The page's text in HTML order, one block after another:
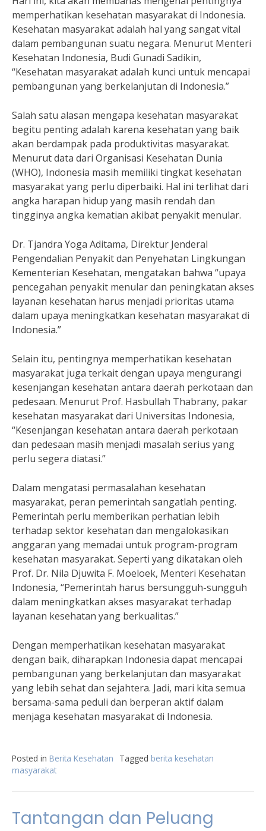
memperhatikan kesehatan masyarakat di Indonesia.
Kesehatan masyarakat adalah hal yang sangat vital
dalam pembangunan suatu negara. Menurut Menteri
Kesehatan Indonesia, Budi Gunadi Sadikin,
“Kesehatan masyarakat adalah kunci untuk mencapai
pembangunan yang berkelanjutan di Indonesia.”
Salah satu alasan mengapa kesehatan masyarakat
begitu penting adalah karena kesehatan yang baik
akan berdampak pada produktivitas masyarakat.
Menurut data dari Organisasi Kesehatan Dunia
(WHO), Indonesia masih memiliki tingkat kesehatan
masyarakat yang perlu diperbaiki. Hal ini terlihat dari
angka harapan hidup yang masih rendah dan
tingginya angka kematian akibat penyakit menular.
Dr. Tjandra Yoga Aditama, Direktur Jenderal
Pengendalian Penyakit dan Penyehatan Lingkungan
Kementerian Kesehatan, mengatakan bahwa “upaya
pencegahan penyakit menular dan peningkatan akses
layanan kesehatan harus menjadi prioritas utama
dalam upaya meningkatkan kesehatan masyarakat di
Indonesia.”
Selain itu, pentingnya memperhatikan kesehatan
masyarakat juga terkait dengan upaya mengurangi
kesenjangan kesehatan antara daerah perkotaan dan
pedesaan. Menurut Prof. Hasbullah Thabrany, pakar
kesehatan masyarakat dari Universitas Indonesia,
“Kesenjangan kesehatan antara daerah perkotaan
dan pedesaan masih menjadi masalah serius yang
perlu segera diatasi.”
Dalam mengatasi permasalahan kesehatan
masyarakat, peran pemerintah sangatlah penting.
Pemerintah perlu memberikan perhatian lebih
terhadap sektor kesehatan dan mengalokasikan
anggaran yang memadai untuk program-program
kesehatan masyarakat. Seperti yang dikatakan oleh
Prof. Dr. Nila Djuwita F. Moeloek, Menteri Kesehatan
Indonesia, “Pemerintah harus bersungguh-sungguh
dalam meningkatkan akses masyarakat terhadap
layanan kesehatan yang berkualitas.”
Dengan memperhatikan kesehatan masyarakat
dengan baik, diharapkan Indonesia dapat mencapai
pembangunan yang berkelanjutan dan masyarakat
yang lebih sehat dan sejahtera. Jadi, mari kita semua
bersama-sama peduli dan berperan aktif dalam
menjaga kesehatan masyarakat di Indonesia.
Posted in Berita Kesehatan Tagged berita kesehatan
masyarakat
Tantangan dan Peluang